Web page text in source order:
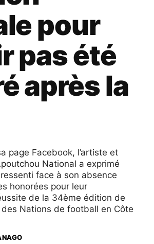
pour
pas été
après la
page Facebook, l’artiste et
National a exprimé
face à son absence
honorées pour leur
de la 34ème édition de
des Nations de football en Côte